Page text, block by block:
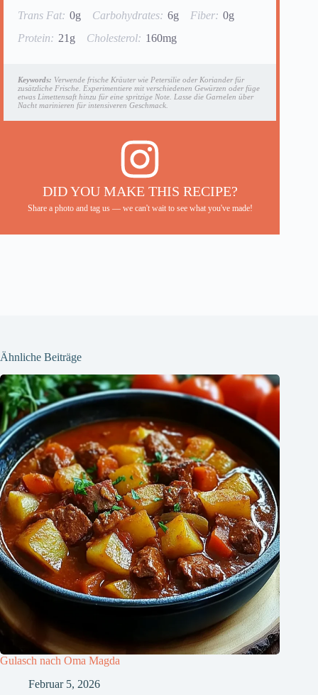
Trans Fat: 0g Carbohydrates: 6g Fiber: 0g
Protein: 21g Cholesterol: 160mg
Keywords: Verwende frische Kräuter wie Petersilie oder Koriander für
zusätzliche Frische. Experimentiere mit verschiedenen Gewürzen oder füge
etwas Limettensaft hinzu für eine spritzige Note. Lasse die Garnelen über
Nacht marinieren für intensiveren Geschmack.
DID YOU MAKE THIS RECIPE?
Share a photo and tag us — we can't wait to see what you've made!
Ähnliche Beiträge
Gulasch nach Oma Magda
Februar 5, 2026